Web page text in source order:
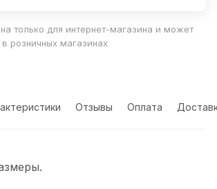
только для интернет-магазина и может
в розничных магазинах
Отзывы Оплата